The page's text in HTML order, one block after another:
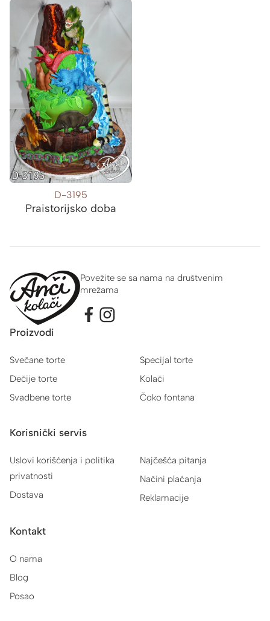
D-3195
Praistorijsko doba
Povežite se sa nama na društvenim
mrežama
Proizvodi
Svečane torte
Dečije torte
Svadbene torte
Specijal torte
Kolači
Čoko fontana
Korisnički servis
Uslovi korišćenja i politika
privatnosti
Dostava
Najčešća pitanja
Načini plaćanja
Reklamacije
Kontakt
O nama
Blog
Posao